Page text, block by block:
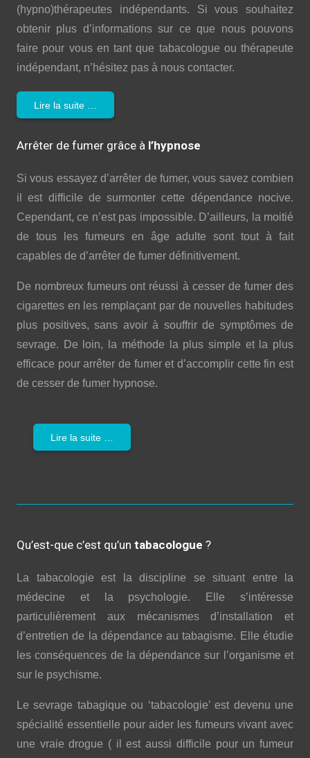
(hypno)thérapeutes indépendants. Si vous souhaitez
obtenir plus d’informations sur ce que nous pouvons
faire pour vous en tant que tabacologue ou thérapeute
indépendant, n’hésitez pas à nous contacter.
Lire la suite …
Arrêter de fumer grâce à l’hypnose
Si vous essayez d’arrêter de fumer, vous savez combien
il est difficile de surmonter cette dépendance nocive.
Cependant, ce n’est pas impossible. D’ailleurs, la moitié
de tous les fumeurs en âge adulte sont tout à fait
capables de d’arrêter de fumer définitivement.
De nombreux fumeurs ont réussi à cesser de fumer des
cigarettes en les remplaçant par de nouvelles habitudes
plus positives, sans avoir à souffrir de symptômes de
sevrage. De loin, la méthode la plus simple et la plus
efficace pour arrêter de fumer et d’accomplir cette fin est
de cesser de fumer hypnose.
Lire la suite …
Qu’est-que c’est qu’un tabacologue ?
La tabacologie est la discipline se situant entre la
médecine et la psychologie. Elle s’intéresse
particulièrement aux mécanismes d’installation et
d’entretien de la dépendance au tabagisme. Elle étudie
les conséquences de la dépendance sur l’organisme et
sur le psychisme.
Le sevrage tabagique ou ‘tabacologie’ est devenu une
spécialité essentielle pour aider les fumeurs vivant avec
une vraie drogue ( il est aussi difficile pour un fumeur